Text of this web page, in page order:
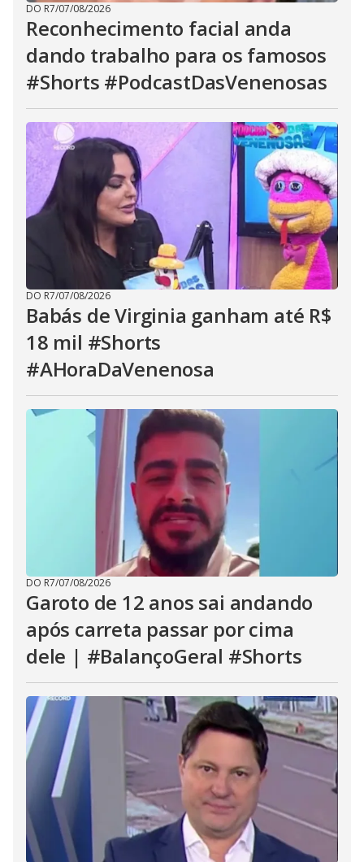
DO R7/07/08/2026
Reconhecimento facial anda
dando trabalho para os famosos
#Shorts #PodcastDasVenenosas
DO R7/07/08/2026
Babás de Virginia ganham até R$
18 mil #Shorts
#AHoraDaVenenosa
DO R7/07/08/2026
Garoto de 12 anos sai andando
após carreta passar por cima
dele | #BalançoGeral #Shorts